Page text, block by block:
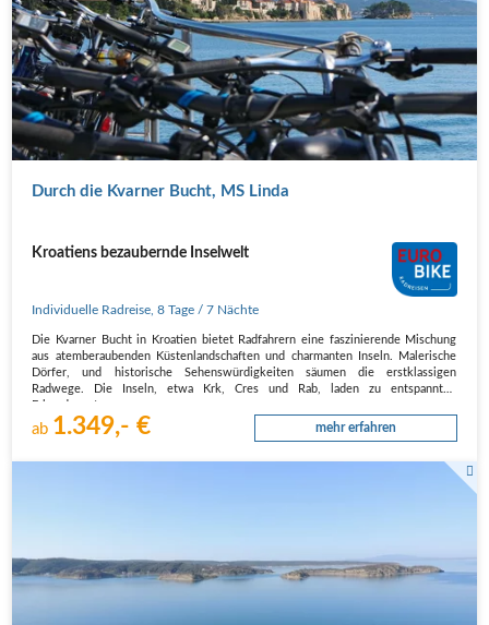
Durch die Kvarner Bucht, MS Linda
Kroatiens bezaubernde Inselwelt
Individuelle Radreise ,8 Tage / 7 Nächte
Die Kvarner Bucht in Kroatien bietet Radfahrern eine faszinierende Mischung
aus atemberaubenden Küstenlandschaften und charmanten Inseln. Malerische
Dörfer, und historische Sehenswürdigkeiten säumen die erstklassigen
Radwege. Die Inseln, etwa Krk, Cres und Rab, laden zu entspannten
ab 1.349,- € mehr erfahren